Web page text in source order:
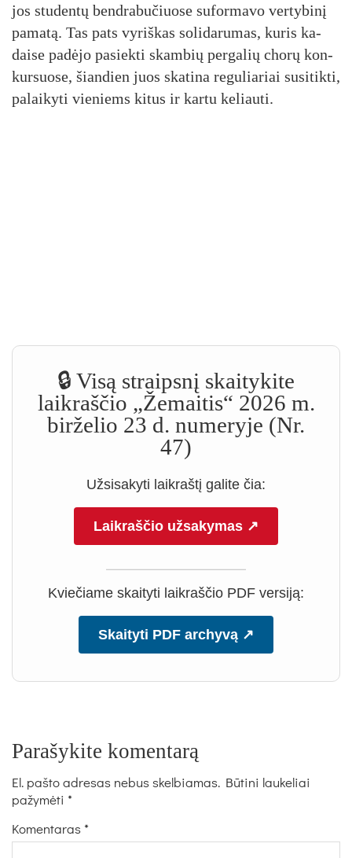
jos stu­den­tų bend­ra­bu­čiuo­se su­for­ma­vo ver­ty­bi­nį
pa­ma­tą. Tas pa­ts vy­riš­kas so­li­da­ru­mas, ku­ris ka­
dai­se pa­dė­jo pa­siek­ti skam­bių per­ga­lių cho­rų kon­
kur­suo­se, šian­dien juos ska­ti­na re­gu­lia­riai su­si­tik­ti,
pa­lai­ky­ti vie­niems ki­tus ir kar­tu ke­liau­ti.
🔒 Visą straipsnį skaitykite
laikraščio „Žemaitis“ 2026 m.
birželio 23 d. numeryje (Nr.
47)
Užsisakyti laikraštį galite čia:
Laikraščio užsakymas ↗
Kviečiame skaityti laikraščio PDF versiją:
Skaityti PDF archyvą ↗
Parašykite komentarą
El. pašto adresas nebus skelbiamas. Būtini laukeliai
pažymėti *
Komentaras*